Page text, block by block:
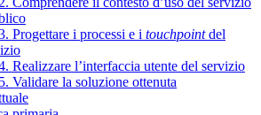
Progettare i processi e i touchpointdel
Realizzare l’interfaccia utente del servizio
Validare la soluzione ottenuta